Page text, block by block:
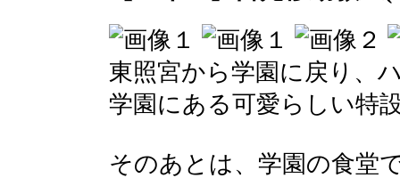
東照宮から学園に戻り、
学園にある可愛らしい特
そのあとは、学園の食堂